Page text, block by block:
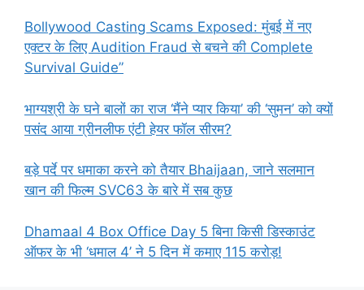
Bollywood Casting Scams Exposed: मुंबई में नए
एक्टर के लिए Audition Fraud से बचने की Complete
Survival Guide”
भाग्यश्री के घने बालों का राज ‘मैंने प्यार किया’ की ‘सुमन’ को क्यों
पसंद आया ग्रीनलीफ एंटी हेयर फॉल सीरम?
बड़े पर्दे पर धमाका करने को तैयार Bhaijaan, जाने सलमान
खान की फिल्म SVC63 के बारे में सब कुछ
Dhamaal 4 Box Office Day 5 बिना किसी डिस्काउंट
ऑफर के भी ‘धमाल 4’ ने 5 दिन में कमाए 115 करोड़!